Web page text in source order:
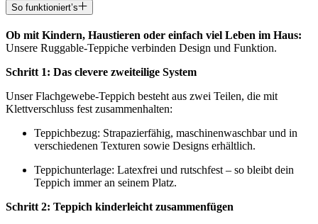
So funktioniert’s
Ob mit Kindern, Haustieren oder einfach viel Leben im Haus:
Unsere Ruggable-Teppiche verbinden Design und Funktion.
Schritt 1: Das clevere zweiteilige System
Unser Flachgewebe-Teppich besteht aus zwei Teilen, die mit
Klettverschluss fest zusammenhalten:
Teppichbezug: Strapazierfähig, maschinenwaschbar und in
verschiedenen Texturen sowie Designs erhältlich.
Teppichunterlage: Latexfrei und rutschfest – so bleibt dein
Teppich immer an seinem Platz.
Schritt 2: Teppich kinderleicht zusammenfügen